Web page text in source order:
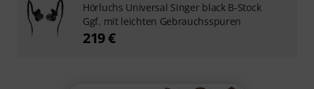
Hörluchs Universal Singer black B-Stock
Ggf. mit leichten Gebrauchsspuren
219 €